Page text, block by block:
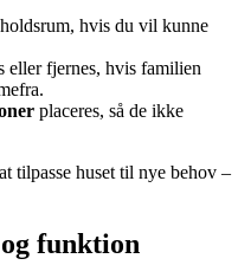
hvis du vil kunne
eller fjernes, hvis familien
placeres, så de ikke
tilpasse huset til nye behov –
funktion